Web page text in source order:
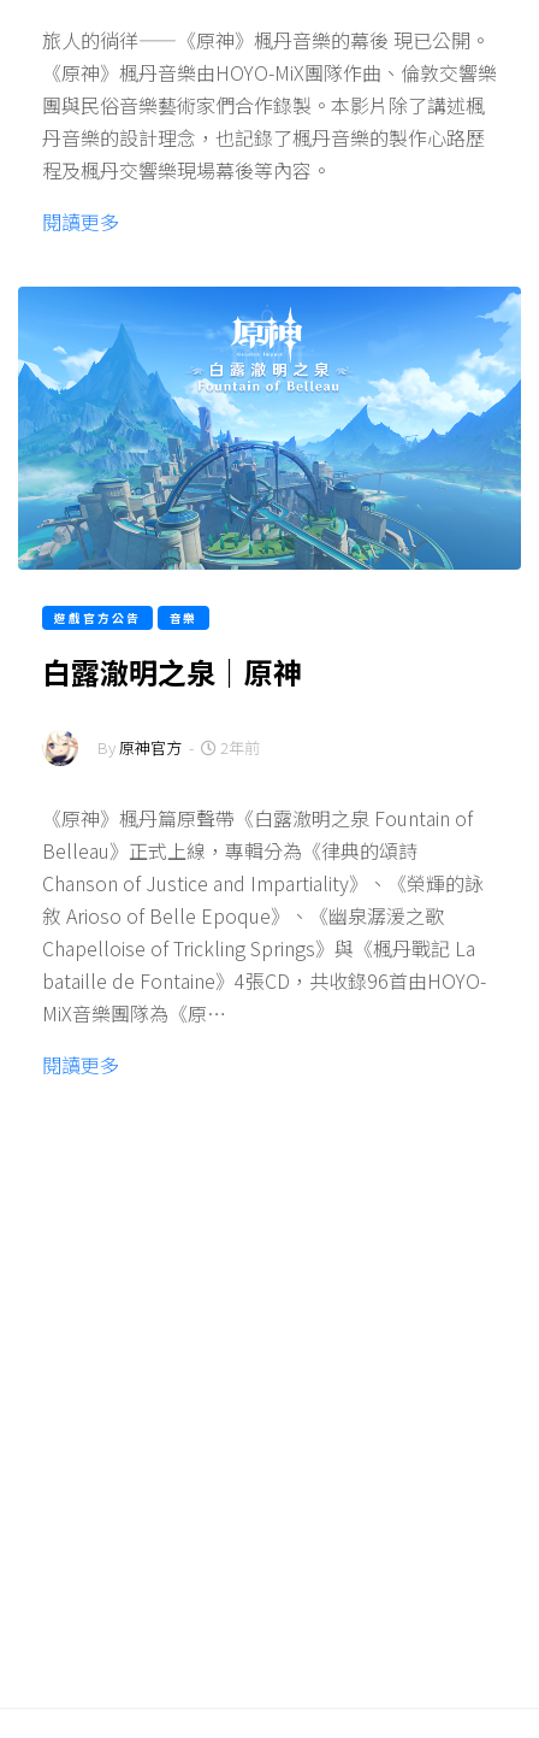
旅人的徜徉——《原神》楓丹音樂的幕後 現已公開。
《原神》楓丹音樂由HOYO-MiX團隊作曲、倫敦交響樂
團與民俗音樂藝術家們合作錄製。本影片除了講述楓
丹音樂的設計理念，也記錄了楓丹音樂的製作心路歷
程及楓丹交響樂現場幕後等內容。
閱讀更多
遊戲官方公告 音樂
白露澈明之泉｜原神
By原神官方 - 2年前
《原神》楓丹篇原聲帶《白露澈明之泉 Fountain of
Belleau》正式上線，專輯分為《律典的頌詩
Chanson of Justice and Impartiality》、《榮輝的詠
敘 Arioso of Belle Epoque》、《幽泉潺湲之歌
Chapelloise of Trickling Springs》與《楓丹戰記 La
bataille de Fontaine》4張CD，共收錄96首由HOYO-
MiX音樂團隊為《原…
閱讀更多